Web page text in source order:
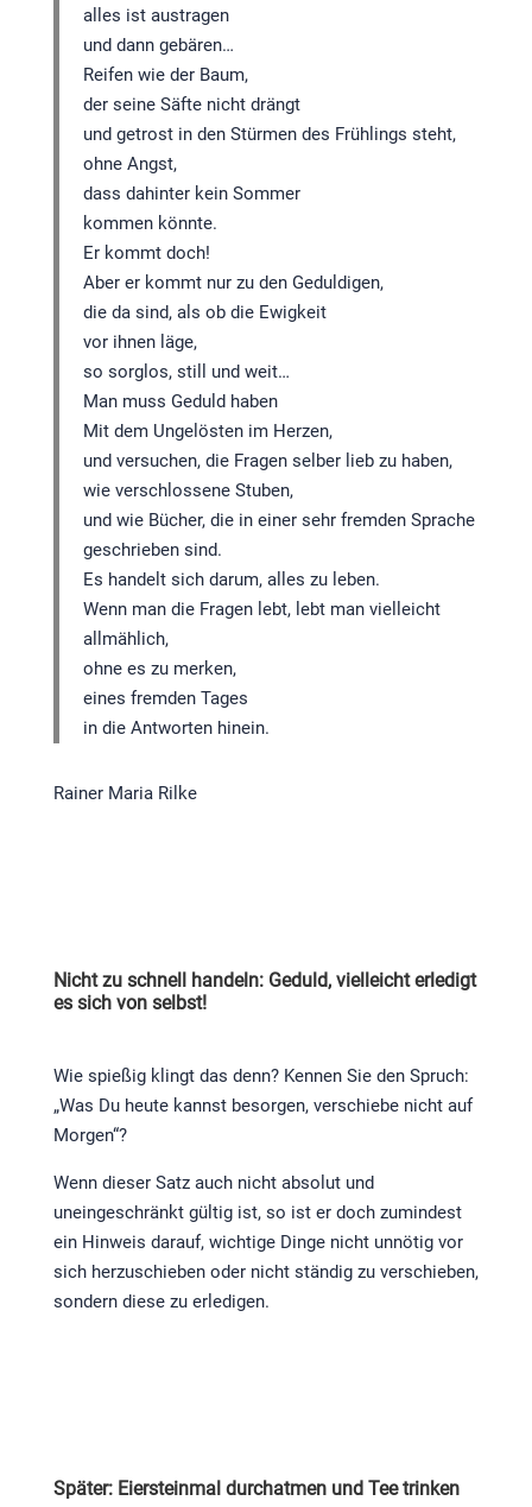
alles ist austragen
und dann gebären…
Reifen wie der Baum,
der seine Säfte nicht drängt
und getrost in den Stürmen des Frühlings steht,
ohne Angst,
dass dahinter kein Sommer
kommen könnte.
Er kommt doch!
Aber er kommt nur zu den Geduldigen,
die da sind, als ob die Ewigkeit
vor ihnen läge,
so sorglos, still und weit…
Man muss Geduld haben
Mit dem Ungelösten im Herzen,
und versuchen, die Fragen selber lieb zu haben,
wie verschlossene Stuben,
und wie Bücher, die in einer sehr fremden Sprache
geschrieben sind.
Es handelt sich darum, alles zu leben.
Wenn man die Fragen lebt, lebt man vielleicht
allmählich,
ohne es zu merken,
eines fremden Tages
in die Antworten hinein.
Rainer Maria Rilke
Nicht zu schnell handeln: Geduld, vielleicht erledigt
es sich von selbst!
Wie spießig klingt das denn? Kennen Sie den Spruch:
„Was Du heute kannst besorgen, verschiebe nicht auf
Morgen“?
Wenn dieser Satz auch nicht absolut und
uneingeschränkt gültig ist, so ist er doch zumindest
ein Hinweis darauf, wichtige Dinge nicht unnötig vor
sich herzuschieben oder nicht ständig zu verschieben,
sondern diese zu erledigen.
Später: Eiersteinmal durchatmen und Tee trinken